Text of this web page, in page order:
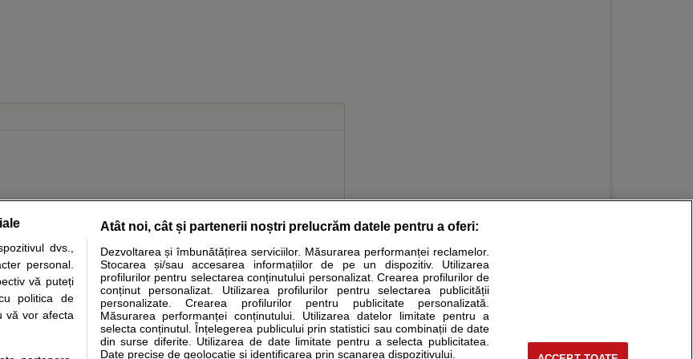
Specialitati medicale
despre sanatate disponibile pe sfatulmedicului.ro au scop informativ si educational. Ele nu pot substitui consultul medical direct si
Va sfatuim, ca pe langa informatia primita pe sfatulmedicului.ro sa consultati fie medicul Dvs., fie unul dintre medicii pe care
la medic Clickmed.
Drepturile consumatorului Parteneri Pentru pacient
dvs.,
personal.
vă puteți
politica de
vă vor afecta
Atât noi, cât și partenerii noștri prelucrăm datele pentru a oferi:
Dezvoltarea și îmbunătățirea serviciilor. Măsurarea performanței reclamelor.
Stocarea și/sau accesarea informațiilor de pe un dispozitiv. Utilizarea
profilurilor pentru selectarea conținutului personalizat. Crearea profilurilor de
conținut personalizat. Utilizarea profilurilor pentru selectarea publicității
personalizate. Crearea profilurilor pentru publicitate personalizată.
Măsurarea performanței conținutului. Utilizarea datelor limitate pentru a
selecta conținutul. Înțelegerea publicului prin statistici sau combinații de date
din surse diferite. Utilizarea de date limitate pentru a selecta publicitatea.
Date precise de geolocație și identificarea prin scanarea dispozitivului.